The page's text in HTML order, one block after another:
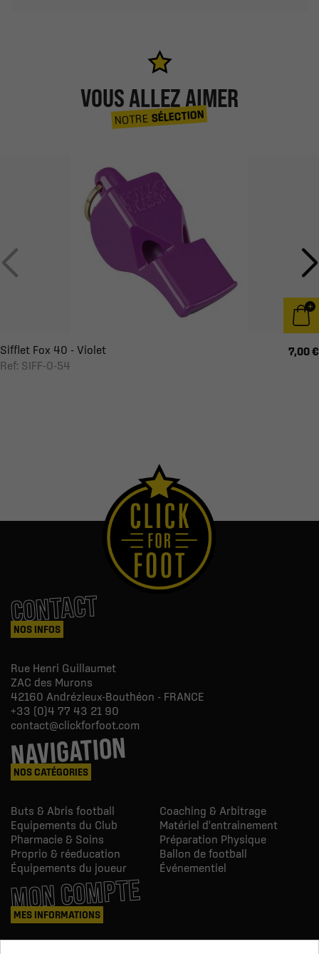
VOUS ALLEZ AIMER
NOTRESÉLECTION
Sifflet Fox 40 - Violet
Ref: SIFF-0-54
7,00 €
CONTACT
NOS INFOS
Rue Henri Guillaumet
ZAC des Murons
42160 Andrézieux-Bouthéon - FRANCE
+33 (0)4 77 43 21 90
contact@clickforfoot.com
NAVIGATION
NOS CATÉGORIES
Buts & Abris football
Coaching & Arbitrage
Equipements du Club
Matériel d'entrainement
Pharmacie & Soins
Préparation Physique
Proprio & réeducation
Ballon de football
Équipements du joueur
Événementiel
MON COMPTE
MES INFORMATIONS